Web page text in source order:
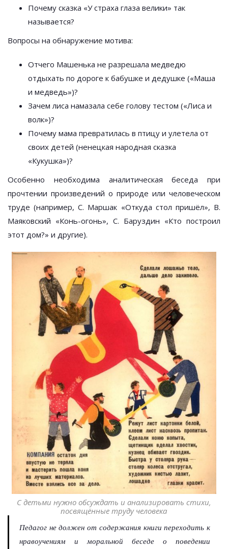
Почему сказка «У страха глаза велики» так
называется?
Вопросы на обнаружение мотива:
Отчего Машенька не разрешала медведю
отдыхать по дороге к бабушке и дедушке («Маша
и медведь»)?
Зачем лиса намазала себе голову тестом («Лиса и
волк»)?
Почему мама превратилась в птицу и улетела от
своих детей (ненецкая народная сказка
«Кукушка»)?
Особенно необходима аналитическая беседа при
прочтении произведений о природе или человеческом
труде (например, С. Маршак «Откуда стол пришёл», В.
Маяковский «Конь-огонь», С. Баруздин «Кто построил
этот дом?» и другие).
С детьми нужно обсуждать и анализировать стихи,
посвящённые труду человека
Педагог не должен от содержания книги переходить к
нравоучениям и моральной беседе о поведении